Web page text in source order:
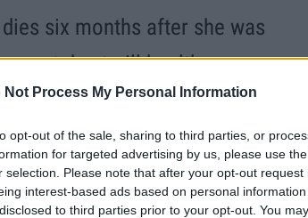
Not Process My Personal Information
opt-out of the sale, sharing to third parties, or
for targeted advertising by us, please use
selection. Please note that after your opt-out
interest-based ads based on personal
to third parties prior to your opt-out. You
six months after she was
due to ill health
November 5, 2024